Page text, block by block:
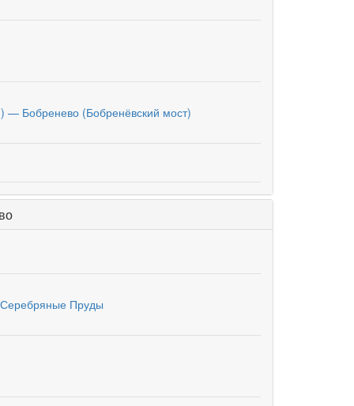
— Бобренево (Бобренёвский мост)
Пруды